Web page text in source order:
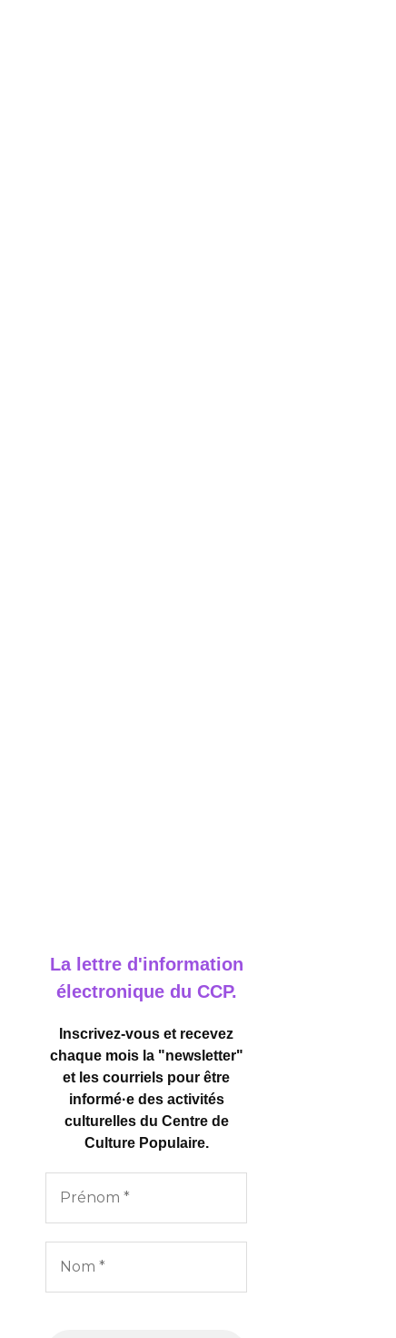
La lettre d'information
électronique du CCP.
Inscrivez-vous et recevez
chaque mois la "newsletter"
et les courriels pour être
informé·e des activités
culturelles du Centre de
Culture Populaire.